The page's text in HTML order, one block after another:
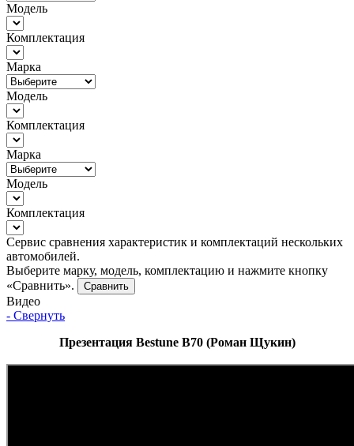
Модель
Комплектация
Марка
Модель
Комплектация
Марка
Модель
Комплектация
Сервис сравнения характеристик и комплектаций нескольких
автомобилей.
Выберите марку, модель, комплектацию и нажмите кнопку
«Сравнить».
Сравнить
Видео
- Свернуть
Презентация Bestune B70 (Роман Щукин)